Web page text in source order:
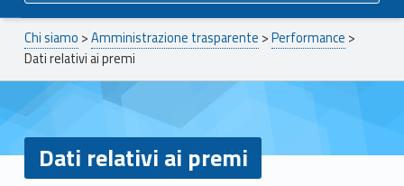
Breadcrumbs navigation
Chi siamo >Amministrazione trasparente >Performance >
Dati relativi ai premi
Dati relativi ai premi